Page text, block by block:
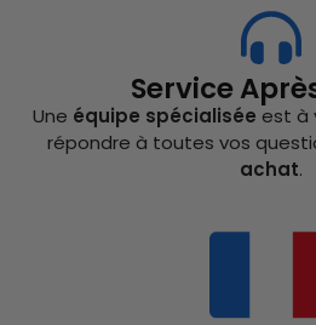
Service
Une équipe spécialisée est à
répondre à toutes vos
achat.